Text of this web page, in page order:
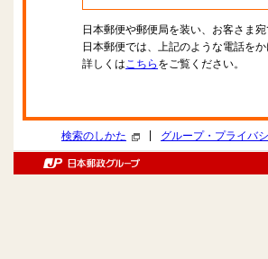
日本郵便や郵便局を装い、お客さま
日本郵便では、上記のような電話を
詳しくはこちら をご覧ください。
検索のしかた グループ・プライバ